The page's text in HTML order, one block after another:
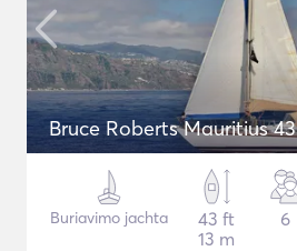
Bruce Roberts Mauritius 43
Buriavimo jachta
43 ft
13 m
6